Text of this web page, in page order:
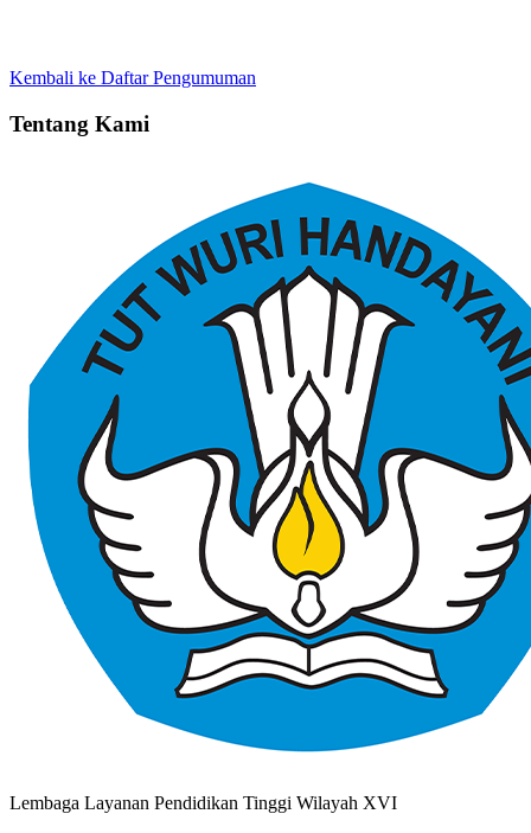
Kembali ke Daftar Pengumuman
Tentang Kami
Lembaga Layanan Pendidikan Tinggi Wilayah XVI